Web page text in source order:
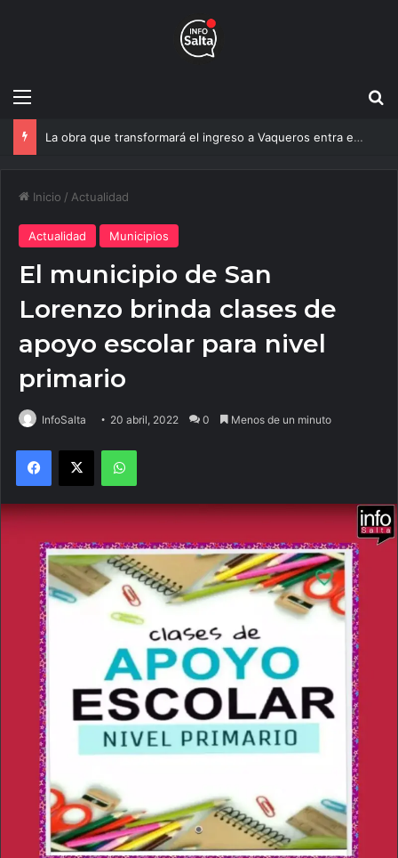
Menú
Un estudio de la UNSa busca revolucionar las casas de adobe y hacerlas más seguras
Inicio / Actualidad
Actualidad Municipios
El municipio de San
Lorenzo brinda clases de
apoyo escolar para nivel
primario
InfoSalta 20 abril, 2022 0 Menos de un minuto
Facebook
X WhatsApp